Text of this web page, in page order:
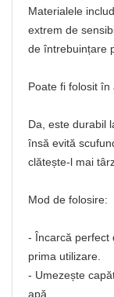
Materialele
extrem de
de întrebuințare
Poate fi folosit
Da, este durabil
însă evită
clătește-l mai
Mod de folosire:
- Încarcă perfect
prima utilizare.
- Umezește
apă.